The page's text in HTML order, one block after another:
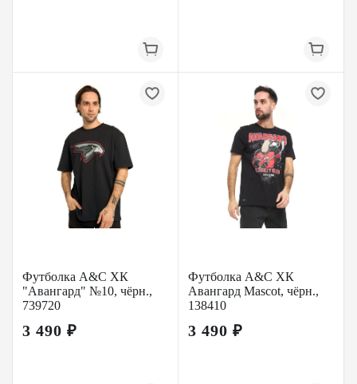
Футболка A&C ХК
"Авангард" №10, чёрн.,
739720
3 490 ₽
Футболка A&C ХК
Авангард Mascot, чёрн.,
138410
3 490 ₽